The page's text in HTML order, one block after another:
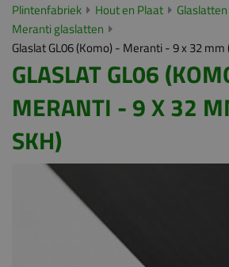
Plintenfabriek Hout en Plaat
Glaslatten
Meranti glaslatten
Glaslat GL06 (Komo) - Meranti - 9 x 32 mm
GLASLAT GL06
MERANTI - 9 X 32
SKH)